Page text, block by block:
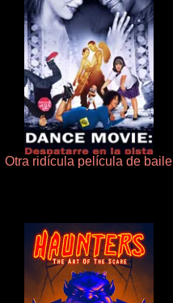
Otra ridícula película de baile